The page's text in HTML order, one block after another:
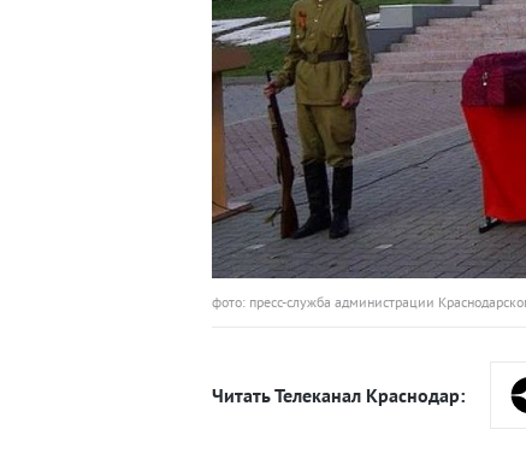
фото: пресс-служба администрации
Читать Телеканал Краснодар: